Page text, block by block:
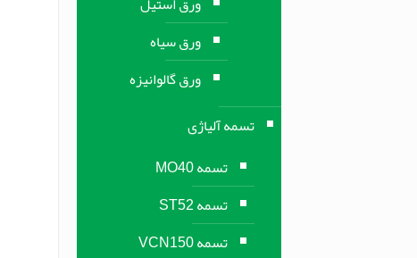
ورق سیاه
ورق گالوانیزه
تسمه آلیاژی
تسمه MO40
تسمه ST52
تسمه VCN150